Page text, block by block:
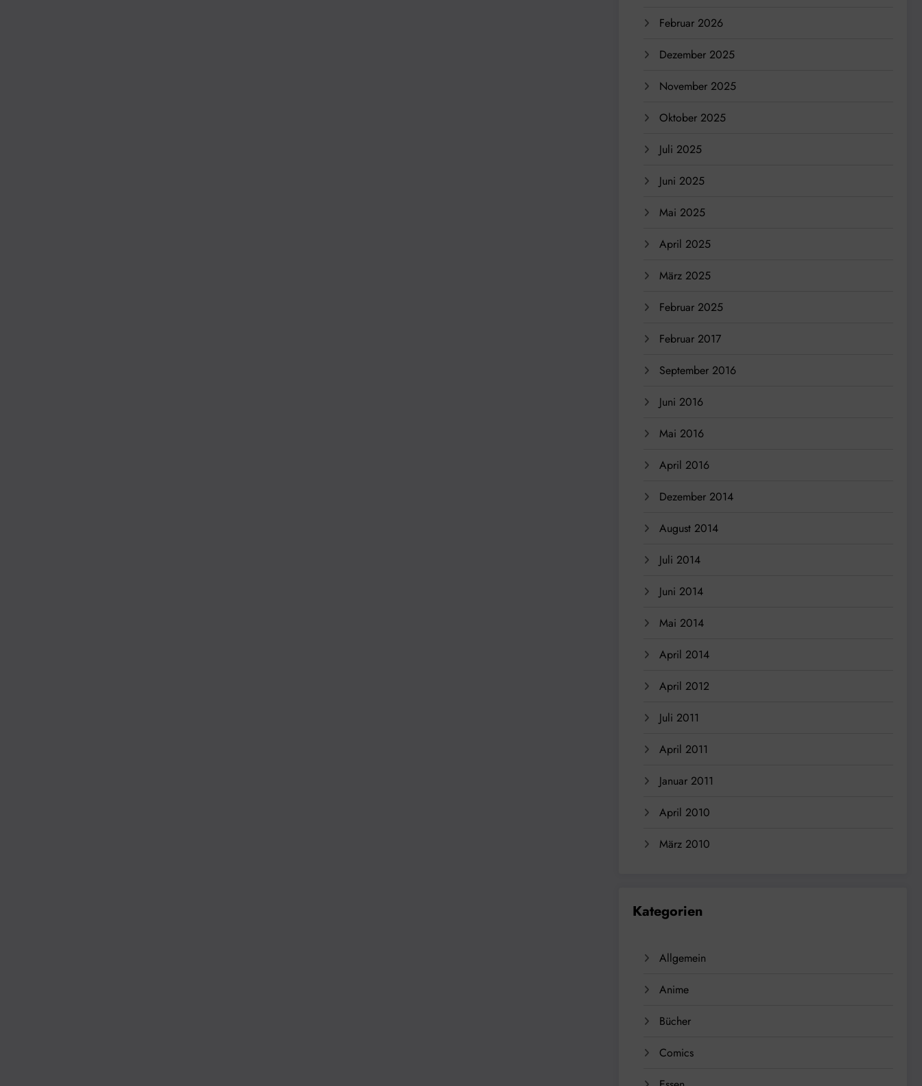
Februar 2026
Dezember 2025
November 2025
Oktober 2025
Juli 2025
Juni 2025
Mai 2025
April 2025
März 2025
Februar 2025
Februar 2017
September 2016
Juni 2016
Mai 2016
April 2016
Dezember 2014
August 2014
Juli 2014
Juni 2014
Mai 2014
April 2014
April 2012
Juli 2011
April 2011
Januar 2011
April 2010
März 2010
Kategorien
Allgemein
Anime
Bücher
Comics